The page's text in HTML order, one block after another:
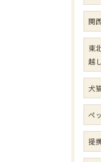
関
東
越
犬
ペ
提